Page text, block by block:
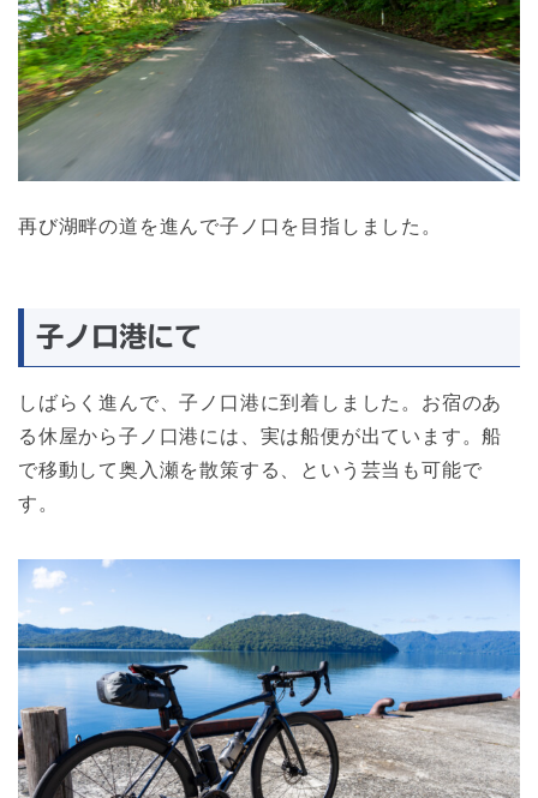
再び湖畔の道を進んで子ノ口を目指しました。
子ノ口港にて
しばらく進んで、子ノ口港に到着しました。お宿のあ
る休屋から子ノ口港には、実は船便が出ています。船
で移動して奥入瀬を散策する、という芸当も可能で
す。